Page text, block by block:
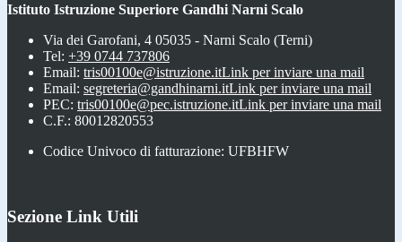
Istituto Istruzione Superiore Gandhi Narni Scalo
Via dei Garofani, 4 05035 - Narni Scalo (Terni)
Tel: +39 0744 737806
Email: tris00100e@istruzione.itLink per inviare una mail
Email: segreteria@gandhinarni.itLink per inviare una mail
PEC: tris00100e@pec.istruzione.itLink per inviare una mail
C.F.: 80012820553
Codice Univoco di fatturazione: UFBHFW
Sezione Link Utili